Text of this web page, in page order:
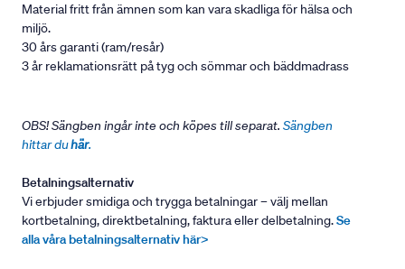
Material fritt från ämnen som kan vara skadliga för hälsa och
miljö.
30 års garanti (ram/resår)
3 år reklamationsrätt på tyg och sömmar och bäddmadrass
OBS! Sängben ingår inte och köpes till separat. Sängben
hittar duhär.
Betalningsalternativ
Vi erbjuder smidiga och trygga betalningar – välj mellan
kortbetalning, direktbetalning, faktura eller delbetalning.Se
alla våra betalningsalternativ här>